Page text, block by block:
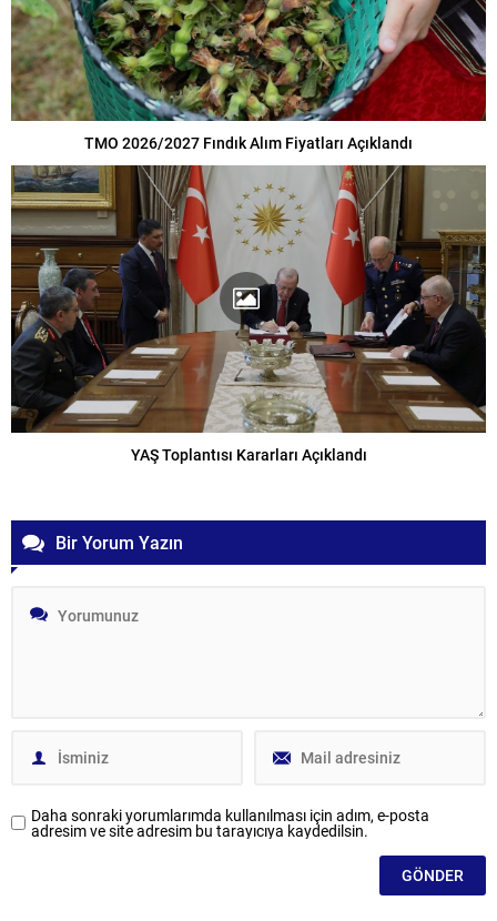
TMO 2026/2027 Fındık Alım Fiyatları Açıklandı
YAŞ Toplantısı Kararları Açıklandı
Bir Yorum Yazın
Daha sonraki yorumlarımda kullanılması için adım, e-posta
adresim ve site adresim bu tarayıcıya kaydedilsin.